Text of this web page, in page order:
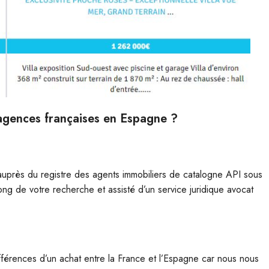
françaises en Espagne ?
du registre des agents immobiliers de catalogne API sous
de votre recherche et assisté d’un service juridique avocat
d’un achat entre la France et l’Espagne car nous nous